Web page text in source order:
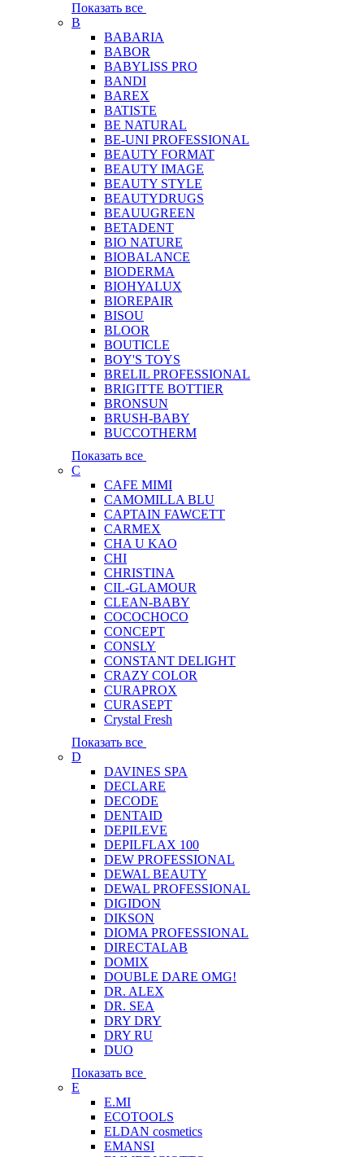
Показать все
B
BABARIA
BABOR
BABYLISS PRO
BANDI
BAREX
BATISTE
BE NATURAL
BE-UNI PROFESSIONAL
BEAUTY FORMAT
BEAUTY IMAGE
BEAUTY STYLE
BEAUTYDRUGS
BEAUUGREEN
BETADENT
BIO NATURE
BIOBALANCE
BIODERMA
BIOHYALUX
BIOREPAIR
BISOU
BLOOR
BOUTICLE
BOY'S TOYS
BRELIL PROFESSIONAL
BRIGITTE BOTTIER
BRONSUN
BRUSH-BABY
BUCCOTHERM
Показать все
C
CAFE MIMI
CAMOMILLA BLU
CAPTAIN FAWCETT
CARMEX
CHA U KAO
CHI
CHRISTINA
CIL-GLAMOUR
CLEAN-BABY
COCOCHOCO
CONCEPT
CONSLY
CONSTANT DELIGHT
CRAZY COLOR
CURAPROX
CURASEPT
Crystal Fresh
Показать все
D
DAVINES SPA
DECLARE
DECODE
DENTAID
DEPILEVE
DEPILFLAX 100
DEW PROFESSIONAL
DEWAL BEAUTY
DEWAL PROFESSIONAL
DIGIDON
DIKSON
DIOMA PROFESSIONAL
DIRECTALAB
DOMIX
DOUBLE DARE OMG!
DR. ALEX
DR. SEA
DRY DRY
DRY RU
DUO
Показать все
E
E.MI
ECOTOOLS
ELDAN cosmetics
EMANSI